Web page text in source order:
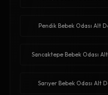
Pendik Bebek Odası Alt
Sancaktepe Bebek Odası
Sarıyer Bebek Odası Alt